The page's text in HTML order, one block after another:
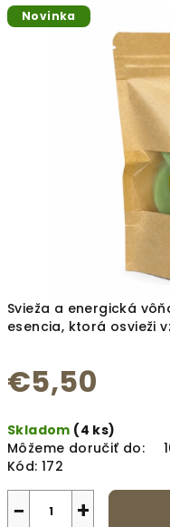
Svieža a energická
esencia, ktorá osvieži
€5,50
cena:
Skladom (4 ks)
Môžeme doručiť do:
Kód: 172
+
−
Novinka